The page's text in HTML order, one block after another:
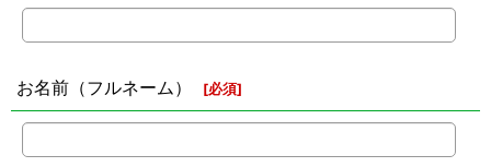
お名前（フルネーム） [必須]